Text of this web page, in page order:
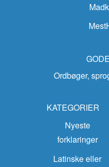
Ordbøger,
KATEGORIER
Nyeste
forklaringer
Latinske eller